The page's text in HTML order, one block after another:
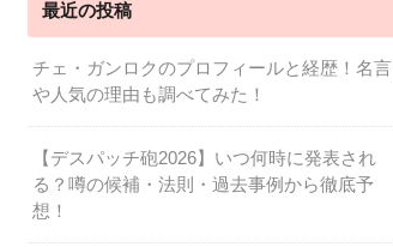
最近の投稿
チェ・ガンロクのプロフィールと経歴！名言
や人気の理由も調べてみた！
【デスパッチ砲2026】いつ何時に発表され
る？噂の候補・法則・過去事例から徹底予
想！